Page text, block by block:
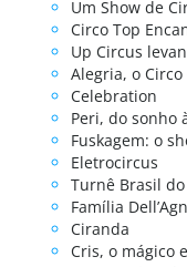
Um Show de
Circo Top
Up Circus
Alegria, o Circo
Celebration
Peri, do sonho
Fuskagem: o
Eletrocircus
Turnê Brasil
Família
Ciranda
Cris, o mágico